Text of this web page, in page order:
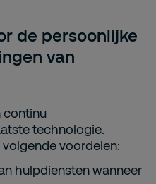
de persoonlijke
van
continu
technologie.
volgende voordelen:
hulpdiensten wanneer